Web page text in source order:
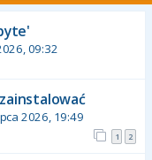
09:32
2026, 19:49
1 2